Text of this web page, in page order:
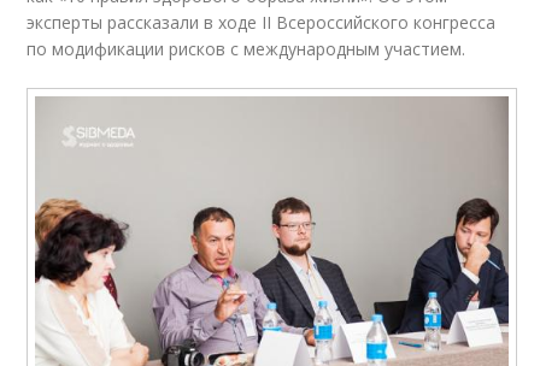
эксперты рассказали в ходе II Всероссийского конгресса
по модификации рисков с международным участием.